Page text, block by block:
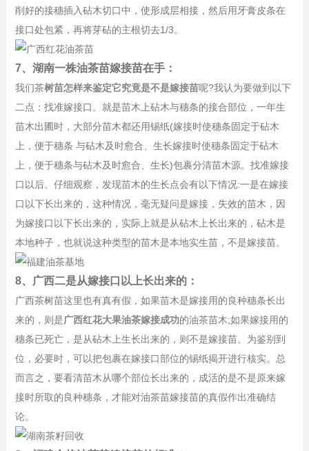
削好的接穗插入砧木切口中，使形成层相接，然后用牙膏皮条在
接口处包紧，再将芽砧的主根切去1/3。
7、湖南一株油茶苗嫁接苗在手：
我们茶树苗怎样来鉴定它究竟是不是嫁接苗呢?我认为要做到以下
二点：找准嫁接口。就是苗木上砧木与穗条的接合部位，一年生
苗木出圃时，大部分苗木都还用锡纸(嫁接时使穗条固定于砧木
上，便于穗条 与砧木及时愈合、生长嫁接时使穗条固定于砧木
上，便于穗条与砧木及时愈合、生长)包裹分清苗木源。找准嫁接
口以后。仔细观察，发现苗木的生长点会有以下情况:一是在嫁接
口以下长出来的，这种情况，毫无疑问是嫁接，失效的苗木，因
为嫁接口以下长出来的，实际上就是从砧木上长出来的，砧木是
本地种子，也就说这种类型的苗木是本地实生苗，不是嫁接苗。
8、广西二是从嫁接口以上长出来的：
广西茶树苗这里也有真有假，如果苗木是嫁接用的良种穗条长出
来的，则是广西红花大果油茶嫁接成功的油茶苗木;如果嫁接用的
穗条已死亡，是从砧木上生长出来的，则不是嫁接苗。为鉴别到
位，必要时，可以把包裹在嫁接口部位的锡纸揭开进行核实。总
而言之，要看清苗木从哪个部位长出来的，成活的是不是原来嫁
接时所取的良种穗条，才能对油茶苗嫁接苗的真假作出准确结
论。